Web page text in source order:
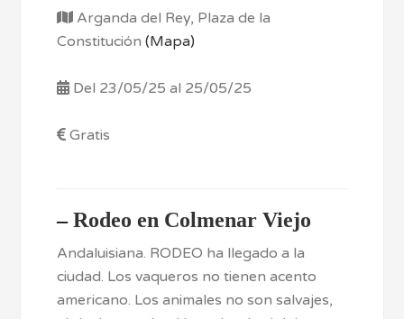
Arganda del Rey, Plaza de la
Constitución(Mapa)
Del 23/05/25 al 25/05/25
Gratis
–Rodeo en Colmenar Viejo
Andaluisiana. RODEO ha llegado a la
ciudad. Los vaqueros no tienen acento
americano. Los animales no son salvajes,